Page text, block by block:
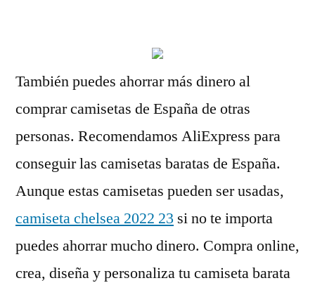
También puedes ahorrar más dinero al
comprar camisetas de España de otras
personas. Recomendamos AliExpress para
conseguir las camisetas baratas de España.
Aunque estas camisetas pueden ser usadas,
camiseta chelsea 2022 23 si no te importa
puedes ahorrar mucho dinero. Compra online,
crea, diseña y personaliza tu camiseta barata